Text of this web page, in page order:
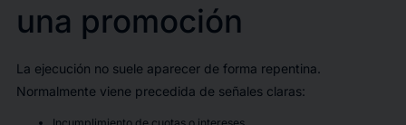
una promoción
La ejecución no suele aparecer de forma repentina.
Normalmente viene precedida de señales claras: